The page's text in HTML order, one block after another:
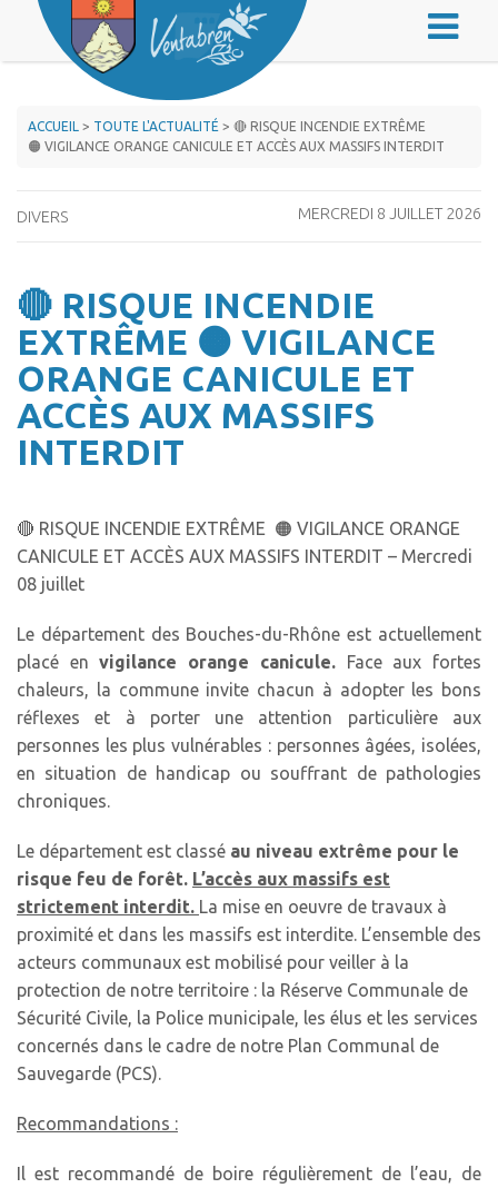
ACCUEIL > TOUTE L'ACTUALITÉ > 🔴 RISQUE INCENDIE EXTRÊME
🟠 VIGILANCE ORANGE CANICULE ET ACCÈS AUX MASSIFS INTERDIT
DIVERS MERCREDI 8 JUILLET 2026
🔴 RISQUE INCENDIE
EXTRÊME 🟠 VIGILANCE
ORANGE CANICULE ET
ACCÈS AUX MASSIFS
INTERDIT
🔴 RISQUE INCENDIE EXTRÊME 🟠 VIGILANCE ORANGE
CANICULE ET ACCÈS AUX MASSIFS INTERDIT – Mercredi
08 juillet
Le département des Bouches-du-Rhône est actuellement
placé envigilance orange canicule.Face aux fortes
chaleurs, la commune invite chacun à adopter les bons
réflexes et à porter une attention particulière aux
personnes les plus vulnérables : personnes âgées, isolées,
en situation de handicap ou souffrant de pathologies
chroniques.
Le département est classé au niveau extrême pour le
risque feu de forêt. L’accès aux massifs est
strictement interdit. La mise en oeuvre de travaux à
proximité et dans les massifs est interdite. L’ensemble des
acteurs communaux est mobilisé pour veiller à la
protection de notre territoire : la Réserve Communale de
Sécurité Civile, la Police municipale, les élus et les services
concernés dans le cadre de notre Plan Communal de
Sauvegarde (PCS).
Recommandations :
Il est recommandé de boire régulièrement de l’eau, de